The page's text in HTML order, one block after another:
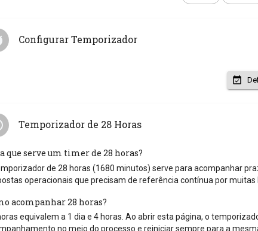
Configurar Temporizador
Temporizador de 28 Horas
que serve um timer de 28 horas?
de 28 horas (1680 minutos) serve para acompanhar
operacionais que precisam de referência contínua por muitas
acompanhar 28 horas?
equivalem a 1 dia e 4 horas. Ao abrir esta página, o
no meio do processo e reiniciar sempre para a